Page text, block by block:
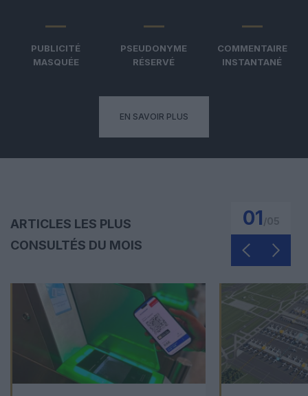
PUBLICITÉ
MASQUÉE
PSEUDONYME
RÉSERVÉ
COMMENTAIRE
INSTANTANÉ
EN SAVOIR PLUS
ARTICLES LES PLUS
CONSULTÉS DU MOIS
01